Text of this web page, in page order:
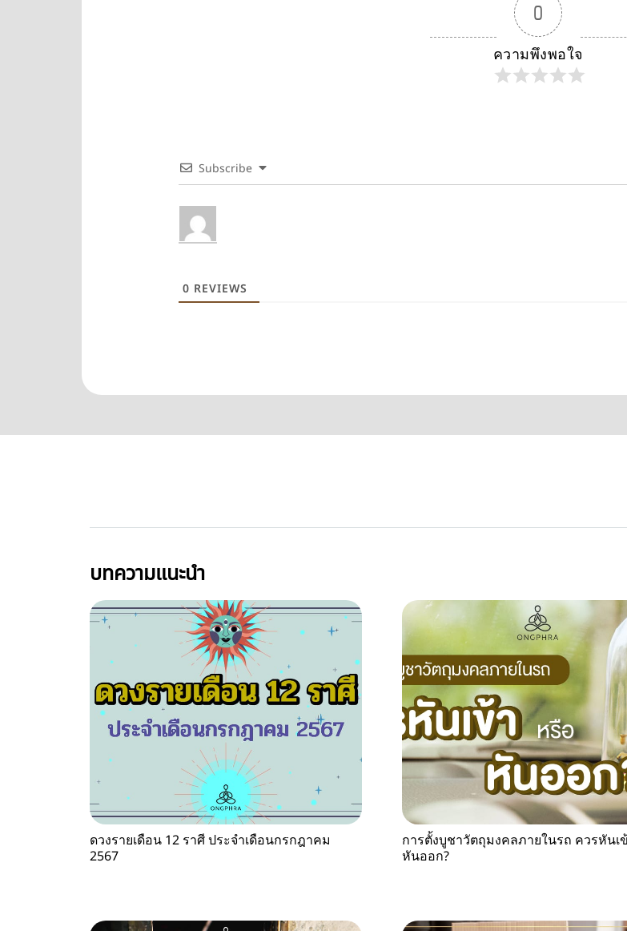
0
ความพึงพอใจ
Subscribe
0 REVIEWS
บทความแนะนำ
ดวงรายเดือน 12 ราศี ประจำเดือนกรกฎาคม
2567
การตั้งบูชาวัตถุมงคลภายในรถ ควรหันเ
หันออก?